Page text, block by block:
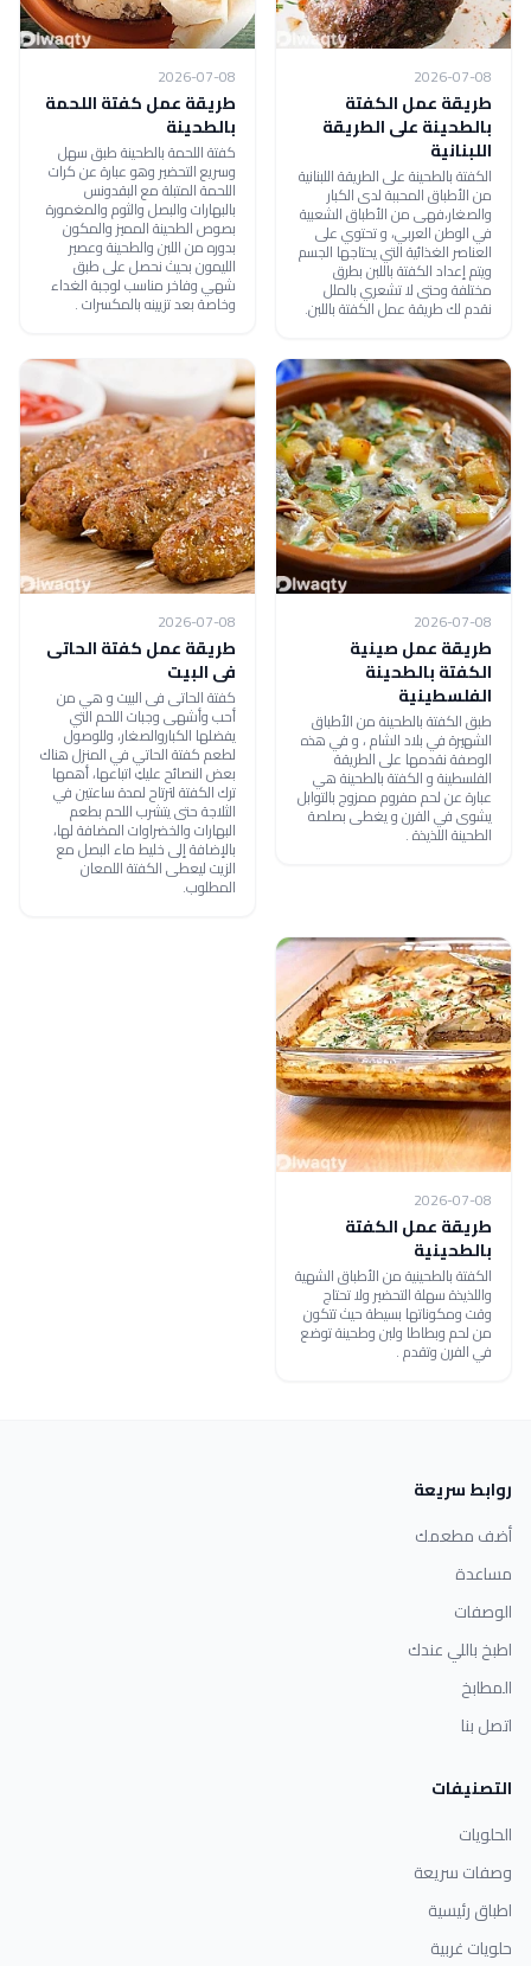
2026-07-08
طريقة عمل الكفتة
بالطحينة على الطريقة
اللبنانية
الكفتة بالطحينة على الطريقة اللبنانية
من الأطباق المحببة لدى الكبار
والصغار،فهى من الأطباق الشعبية
في الوطن العربي، و تحتوي على
العناصر الغذائية التي يحتاجها الجسم
ويتم إعداد الكفتة باللبن بطرق
مختلفة وحتى لا تشعري بالملل
نقدم لك طريقة عمل الكفتة باللبن.
2026-07-08
طريقة عمل كفتة اللحمة
بالطحينة
كفتة اللحمة بالطحينة طبق سهل
وسريع التحضير وهو عبارة عن كرات
اللحمة المتبلة مع البقدونس
بالبهارات والبصل والثوم والمغمورة
بصوص الطحينة المميز والمكون
بدوره من اللبن والطحينة وعصير
الليمون بحيث نحصل على طبق
شهي وفاخر مناسب لوجبة الغداء
وخاصة بعد تزيينه بالمكسرات .
2026-07-08
طريقة عمل صينية
الكفتة بالطحينة
الفلسطينية
طبق الكفتة بالطحينة من الأطباق
الشهيرة في بلاد الشام ، و في هذه
الوصفة نقدمها على الطريقة
الفلسطينة و الكفتة بالطحينة هي
عبارة عن لحم مفروم ممزوج بالتوابل
يشوى في الفرن و يغطى بصلصة
الطحينة اللذيذة .
2026-07-08
طريقة عمل كفتة الحاتى
فى البيت
كفتة الحاتى فى البيت و هي من
أحب وأشهى وجبات اللحم التي
يفضلها الكباروالصغار، وللوصول
لطعم كفتة الحاتي في المنزل هناك
بعض النصائح عليكِ اتباعها، أهمها
ترك الكفتة لترتاح لمدة ساعتين في
الثلاجة حتى يتشرب اللحم بطعم
البهارات والخضراوات المضافة لها،
بالإضافة إلى خليط ماء البصل مع
الزيت ليعطى الكفتة اللمعان
المطلوب.
2026-07-08
طريقة عمل الكفتة
بالطحينية
الكفتة بالطحينية من الأطباق الشهية
واللذيذة سهلة التحضير ولا تحتاج
وقت ومكوناتها بسيطة حيث تتكون
من لحم وبطاطا ولبن وطحينة توضع
في الفرن وتقدم .
روابط سريعة
أضف مطعمك
مساعدة
الوصفات
اطبخ باللي عندك
المطابخ
اتصل بنا
التصنيفات
الحلويات
وصفات سريعة
اطباق رئيسية
حلويات غربية